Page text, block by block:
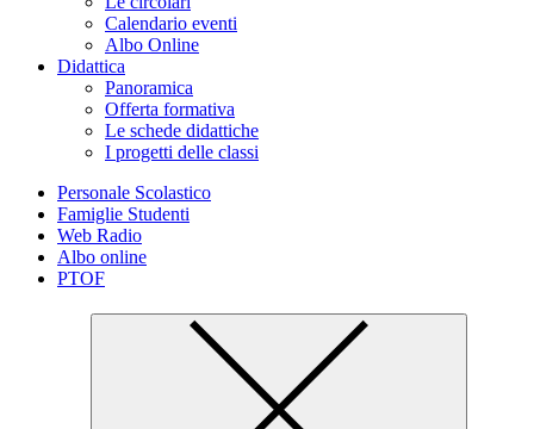
Calendario eventi
Albo Online
Didattica
Panoramica
Offerta formativa
Le schede didattiche
I progetti delle classi
Personale Scolastico
Famiglie Studenti
Web Radio
Albo online
PTOF